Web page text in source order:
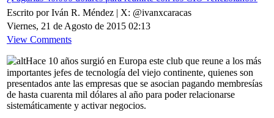
Escrito por Iván R. Méndez | X: @ivanxcaracas
Viernes, 21 de Agosto de 2015 02:13
View Comments
Hace 10 años surgió en Europa este club que reune a los más
importantes jefes de tecnología del viejo continente, quienes son
presentados ante las empresas que se asocian pagando membresías
de hasta cuarenta mil dólares al año para poder relacionarse
sistemáticamente y activar negocios.